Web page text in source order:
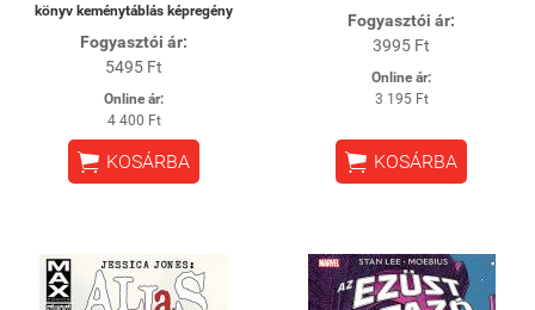
könyv keménytáblás képregény
Fogyasztói ár:
5495 Ft
Online ár:
4 400 Ft
 KOSÁRBA
Fogyasztói ár:
3995 Ft
Online ár:
3 195 Ft
 KOSÁRBA